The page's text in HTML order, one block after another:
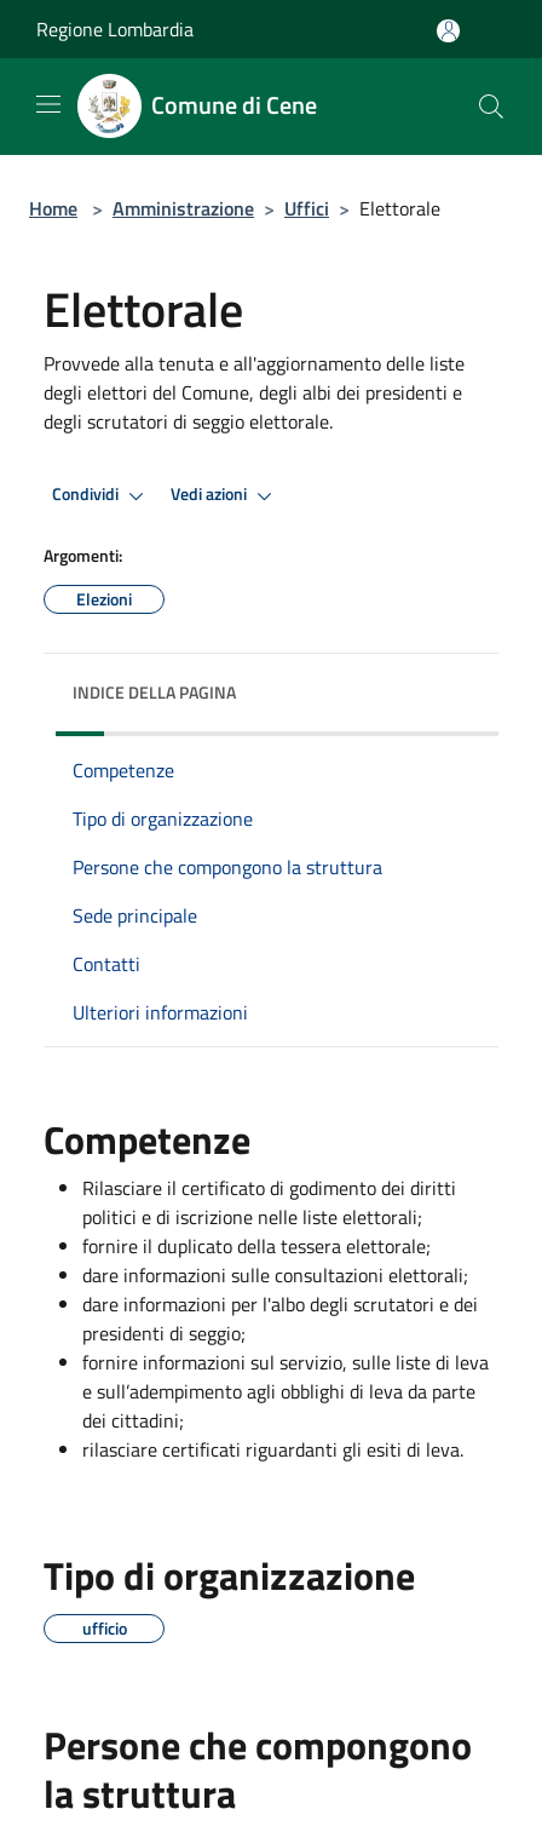
Regione Lombardia
Comune di Cene
Home > Amministrazione > Uffici > Elettorale
Elettorale
Provvede alla tenuta e all'aggiornamento delle liste
degli elettori del Comune, degli albi dei presidenti e
degli scrutatori di seggio elettorale.
Condividi Vedi azioni
Argomenti:
Elezioni
INDICE DELLA PAGINA
Competenze
Tipo di organizzazione
Persone che compongono la struttura
Sede principale
Contatti
Ulteriori informazioni
Competenze
Rilasciare il certificato di godimento dei diritti
politici e di iscrizione nelle liste elettorali;
fornire il duplicato della tessera elettorale;
dare informazioni sulle consultazioni elettorali;
dare informazioni per l'albo degli scrutatori e dei
presidenti di seggio;
fornire informazioni sul servizio, sulle liste di leva
e sull’adempimento agli obblighi di leva da parte
dei cittadini;
rilasciare certificati riguardanti gli esiti di leva.
Tipo di organizzazione
ufficio
Persone che compongono
la struttura